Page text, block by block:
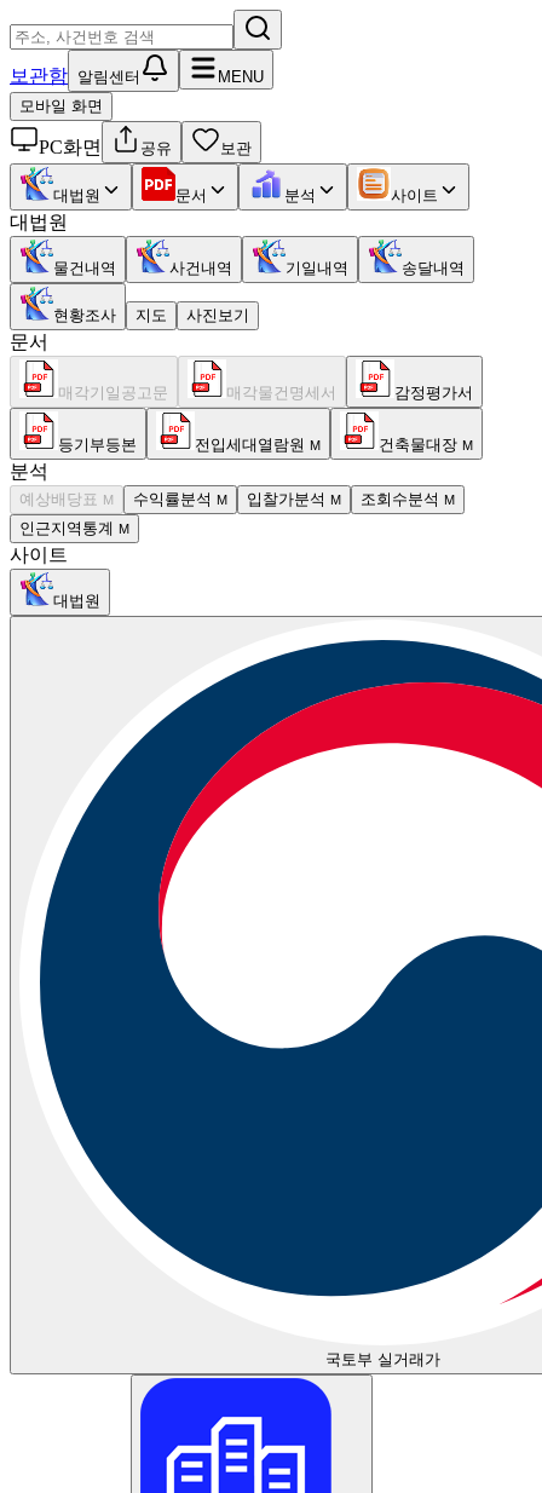
보관함 알림센터
MENU
모바일 화면
PC화면 공유 보관
대법원 문서 분석 사이트
대법원
물건내역 사건내역 기일내역 송달내역
현황조사 지도 사진보기
문서
매각기일공고문 매각물건명세서 감정평가서
등기부등본 전입세대열람원 M 건축물대장 M
분석
예상배당표 M 수익률분석 M 입찰가분석 M 조회수분석 M
인근지역통계 M
사이트
대법원
국토부 실거래가